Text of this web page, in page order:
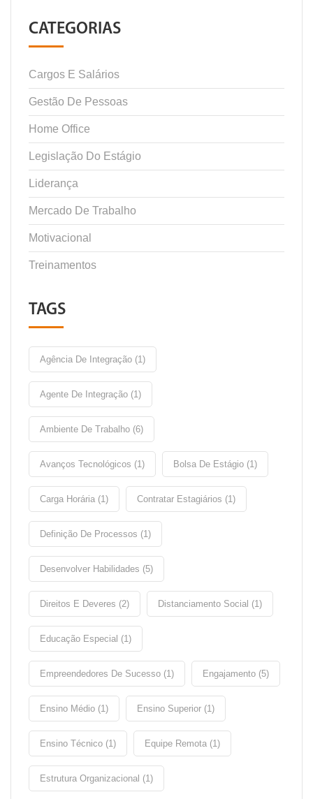
CATEGORIAS
Cargos E Salários
Gestão De Pessoas
Home Office
Legislação Do Estágio
Liderança
Mercado De Trabalho
Motivacional
Treinamentos
TAGS
Agência De Integração (1)
Agente De Integração (1)
Ambiente De Trabalho (6)
Avanços Tecnológicos (1) Bolsa De Estágio (1)
Carga Horária (1) Contratar Estagiários (1)
Definição De Processos (1)
Desenvolver Habilidades (5)
Direitos E Deveres (2) Distanciamento Social (1)
Educação Especial (1)
Empreendedores De Sucesso (1) Engajamento (5)
Ensino Médio (1) Ensino Superior (1)
Ensino Técnico (1) Equipe Remota (1)
Estrutura Organizacional (1)